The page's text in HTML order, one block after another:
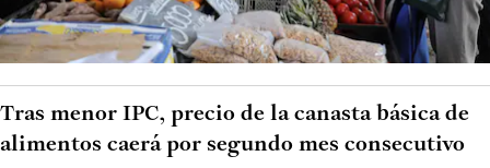
Tras menor IPC, precio de la canasta básica de
alimentos caerá por segundo mes consecutivo